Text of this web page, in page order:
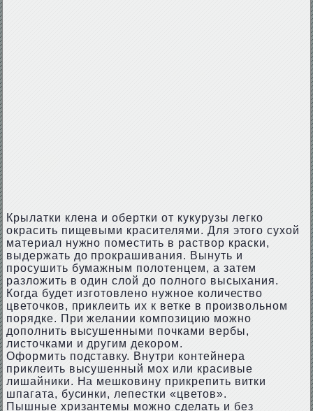
Крылатки клена и обертки от кукурузы легко
окрасить пищевыми красителями. Для этого сухой
материал нужно поместить в раствор краски,
выдержать до прокрашивания. Вынуть и
просушить бумажным полотенцем, а затем
разложить в один слой до полного высыхания.
Когда будет изготовлено нужное количество
цветочков, приклеить их к ветке в произвольном
порядке. При желании композицию можно
дополнить высушенными почками вербы,
листочками и другим декором.
Оформить подставку. Внутри контейнера
приклеить высушенный мох или красивые
лишайники. На мешковину прикрепить витки
шпагата, бусинки, лепестки «цветов».
Пышные хризантемы можно сделать и без